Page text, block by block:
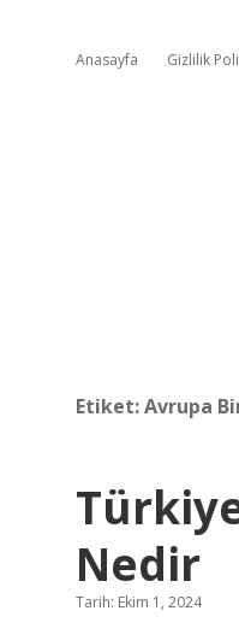
Anasayfa Gizlilik
Etiket:Avrupa
Nedir
Tarih: Ekim 1, 2024